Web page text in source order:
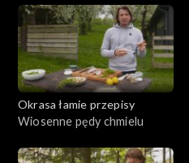
Okrasa łamie przepisy
Wiosenne pędy chmielu